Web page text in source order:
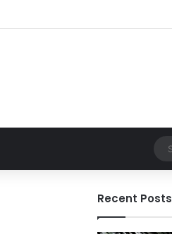
Piala AFF U-17 2026
Recent Posts